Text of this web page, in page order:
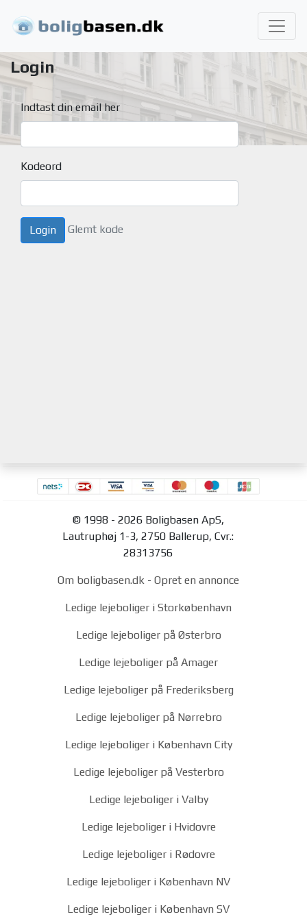
Login
Indtast din email her
Kodeord
Glemt kode
© 1998 - 2026 Boligbasen ApS,
Lautruphøj 1-3, 2750 Ballerup, Cvr.:
28313756
Om boligbasen.dk - Opret en annonce
Ledige lejeboliger i Storkøbenhavn
Ledige lejeboliger på Østerbro
Ledige lejeboliger på Amager
Ledige lejeboliger på Frederiksberg
Ledige lejeboliger på Nørrebro
Ledige lejeboliger i København City
Ledige lejeboliger på Vesterbro
Ledige lejeboliger i Valby
Ledige lejeboliger i Hvidovre
Ledige lejeboliger i Rødovre
Ledige lejeboliger i København NV
Ledige lejeboliger i København SV